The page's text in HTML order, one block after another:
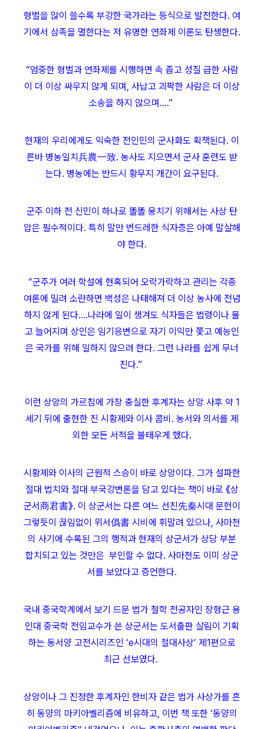
형벌을 많이 쓸수록 부강한 국가라는 등식으로 발전한다. 여
기에서 삼족을 멸한다는 저 유명한 연좌제 이론도 탄생한다.
“엄중한 형벌과 연좌제를 시행하면 속 좁고 성질 급한 사람
이 더 이상 싸우지 않게 되며, 사납고 괴팍한 사람은 더 이상
소송을 하지 않으며….”
현재의 우리에게도 익숙한 전인민의 군사화도 획책된다. 이
른바 병농일치兵農一致. 농사도 지으면서 군사 훈련도 받
는다. 병농에는 반드시 황무지 개간이 요구된다.
군주 이하 전 신민이 하나로 똘똘 뭉치기 위해서는 사상 탄
압은 필수적이다. 특히 말만 번드레한 식자층은 아예 말살해
야 한다.
“군주가 여러 학설에 현혹되어 오락가락하고 관리는 각종
여론에 밀려 소란하면 백성은 나태해져 더 이상 농사에 전념
하지 않게 된다.…나라에 일이 생겨도 식자들은 법령이나 물
고 늘어지며 상인은 임기응변으로 자기 이익만 쫓고 예능인
은 국가를 위해 일하지 않으려 한다. 그런 나라를 쉽게 무너
진다.”
이런 상앙의 가르침에 가장 충실한 후계자는 상앙 사후 약 1
세기 뒤에 출현한 진 시황제와 이사 콤비. 농서와 의서를 제
외한 모든 서적을 불태우게 했다.
시황제와 이사의 근원적 스승이 바로 상앙이다. 그가 설파한
절대 법치와 절대 부국강변론을 담고 있다는 책이 바로 《상
군서商君書》. 이 상군서는 다른 여느 선진先秦시대 문헌이
그렇듯이 끊임없이 위서僞書 시비에 휘말려 있으나, 사마천
의 사기에 수록된 그의 행적과 현재의 상군서가 상당 부분
합치되고 있는 것만은 부인할 수 없다. 사마천도 이미 상군
서를 보았다고 증언한다.
국내 중국학계에서 보기 드문 법가 철학 전공자인 장형근 용
인대 중국학 전임교수가 쓴 상군서는 도서출판 살림이 기획
하는 동서양 고전시리즈인 ‘e시대의 절대사상’ 제1편으로
최근 선보였다.
상앙이나 그 진정한 후계자인 한비자 같은 법가 사상가를 흔
히 동양의 마키아벨리즘에 비유하고, 이번 책 또한 ‘동양의